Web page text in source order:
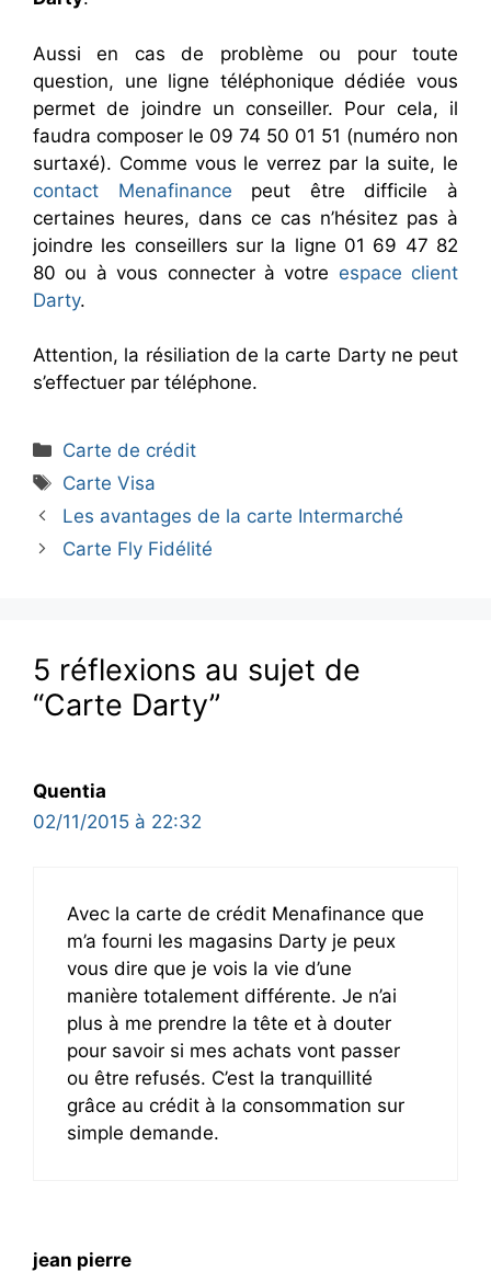
Aussi en cas de problème ou pour toute
question, une ligne téléphonique dédiée vous
permet de joindre un conseiller. Pour cela, il
faudra composer le 09 74 50 01 51 (numéro non
surtaxé). Comme vous le verrez par la suite, le
contact Menafinance peut être difficile à
certaines heures, dans ce cas n’hésitez pas à
joindre les conseillers sur la ligne 01 69 47 82
80 ou à vous connecter à votre espace client
Darty.
Attention, la résiliation de la carte Darty ne peut
s’effectuer par téléphone.
Catégories
Carte de crédit
Étiquettes
Carte Visa
Les avantages de la carte Intermarché
Carte Fly Fidélité
5 réflexions au sujet de
“Carte Darty”
Quentia
02/11/2015 à 22:32
Avec la carte de crédit Menafinance que
m’a fourni les magasins Darty je peux
vous dire que je vois la vie d’une
manière totalement différente. Je n’ai
plus à me prendre la tête et à douter
pour savoir si mes achats vont passer
ou être refusés. C’est la tranquillité
grâce au crédit à la consommation sur
simple demande.
jean pierre